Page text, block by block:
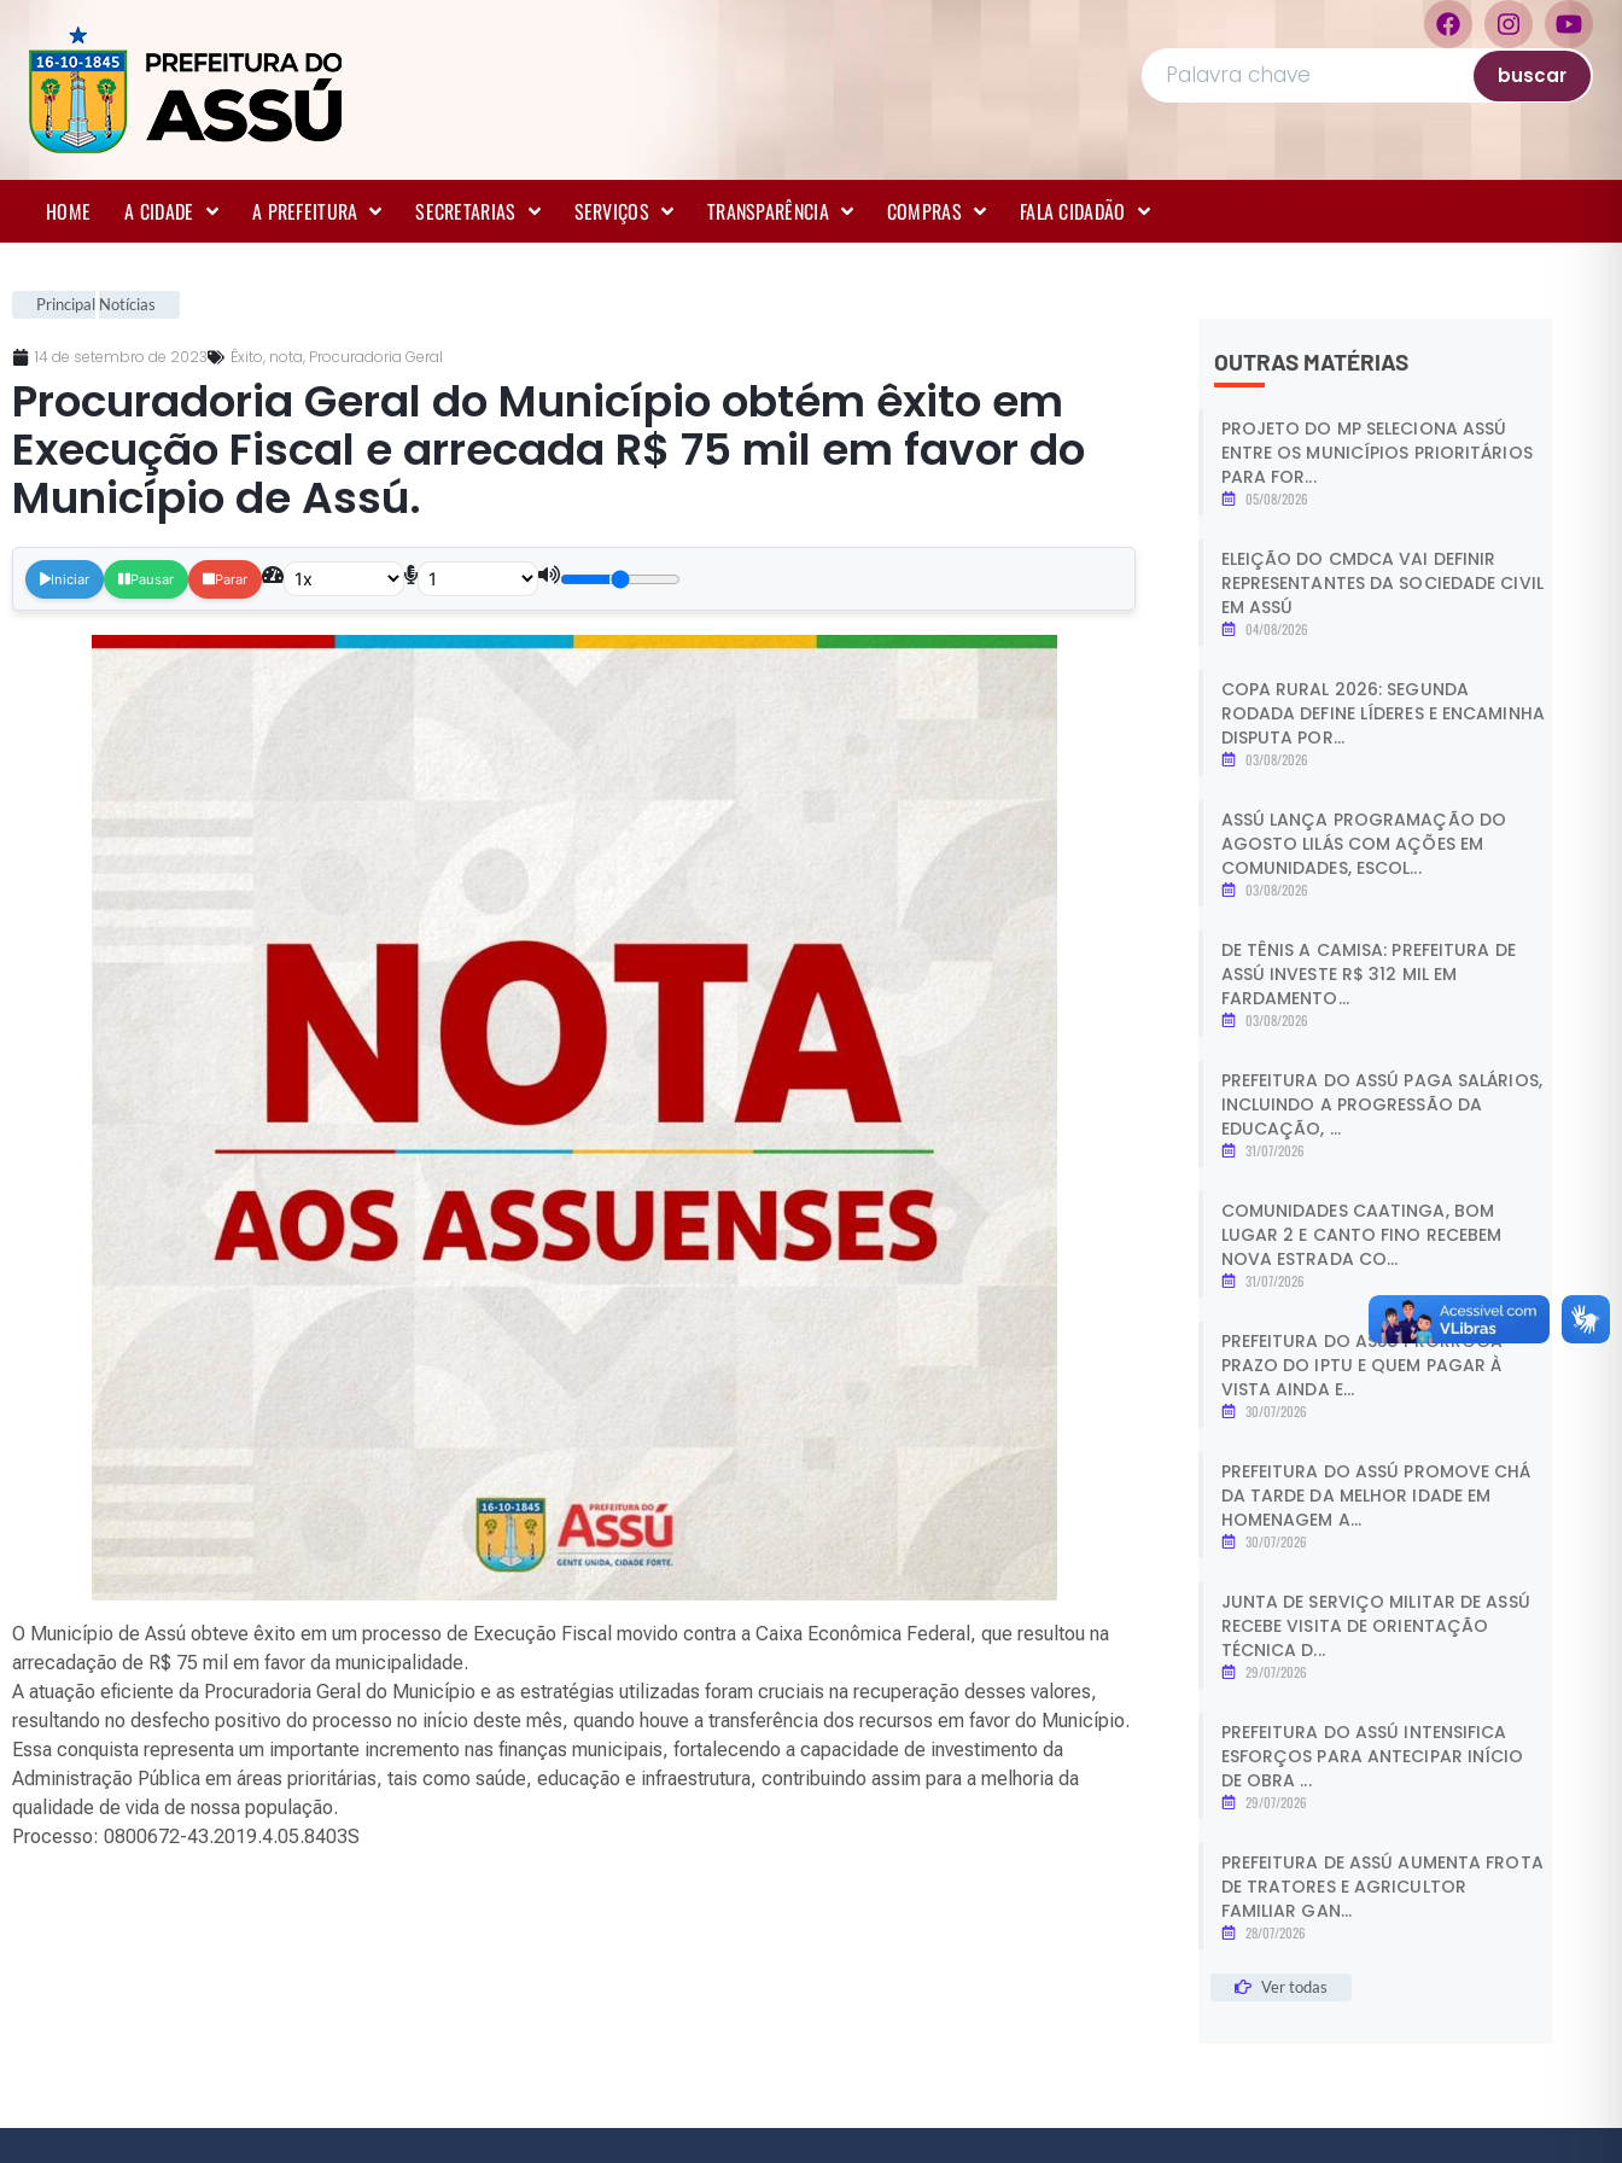
buscar
HOME A CIDADE A PREFEITURA SECRETARIAS SERVIÇOS TRANSPARÊNCIA COMPRAS FALA CIDADÃO
Principal Notícias
14 de setembro de 2023 Êxito, nota, Procuradoria Geral
Procuradoria Geral do Município obtém êxito em
Execução Fiscal e arrecada R$ 75 mil em favor do
Município de Assú.
Iniciar Pausar Parar
O Município de Assú obteve êxito em um processo de Execução Fiscal movido contra a Caixa Econômica Federal, que resultou na
arrecadação de R$ 75 mil em favor da municipalidade.
A atuação eficiente da Procuradoria Geral do Município e as estratégias utilizadas foram cruciais na recuperação desses valores,
resultando no desfecho positivo do processo no início deste mês, quando houve a transferência dos recursos em favor do Município.
Essa conquista representa um importante incremento nas finanças municipais, fortalecendo a capacidade de investimento da
Administração Pública em áreas prioritárias, tais como saúde, educação e infraestrutura, contribuindo assim para a melhoria da
qualidade de vida de nossa população.
Processo: 0800672-43.2019.4.05.8403S
OUTRAS MATÉRIAS
PROJETO DO MP SELECIONA ASSÚ
ENTRE OS MUNICÍPIOS PRIORITÁRIOS
PARA FOR...
05/08/2026
ELEIÇÃO DO CMDCA VAI DEFINIR
REPRESENTANTES DA SOCIEDADE CIVIL
EM ASSÚ
04/08/2026
COPA RURAL 2026: SEGUNDA
RODADA DEFINE LÍDERES E ENCAMINHA
DISPUTA POR...
03/08/2026
ASSÚ LANÇA PROGRAMAÇÃO DO
AGOSTO LILÁS COM AÇÕES EM
COMUNIDADES, ESCOL...
03/08/2026
DE TÊNIS A CAMISA: PREFEITURA DE
ASSÚ INVESTE R$ 312 MIL EM
FARDAMENTO...
03/08/2026
PREFEITURA DO ASSÚ PAGA SALÁRIOS,
INCLUINDO A PROGRESSÃO DA
EDUCAÇÃO, ...
31/07/2026
COMUNIDADES CAATINGA, BOM
LUGAR 2 E CANTO FINO RECEBEM
NOVA ESTRADA CO...
31/07/2026
PREFEITURA DO ASSÚ PRORROGA
PRAZO DO IPTU E QUEM PAGAR À
VISTA AINDA E...
30/07/2026
PREFEITURA DO ASSÚ PROMOVE CHÁ
DA TARDE DA MELHOR IDADE EM
HOMENAGEM A...
30/07/2026
JUNTA DE SERVIÇO MILITAR DE ASSÚ
RECEBE VISITA DE ORIENTAÇÃO
TÉCNICA D...
29/07/2026
PREFEITURA DO ASSÚ INTENSIFICA
ESFORÇOS PARA ANTECIPAR INÍCIO
DE OBRA ...
29/07/2026
PREFEITURA DE ASSÚ AUMENTA FROTA
DE TRATORES E AGRICULTOR
FAMILIAR GAN...
28/07/2026
Ver todas